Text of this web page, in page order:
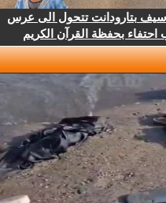
بتارودانت تتحول الى عرس
بحفظة القرآن الكريم